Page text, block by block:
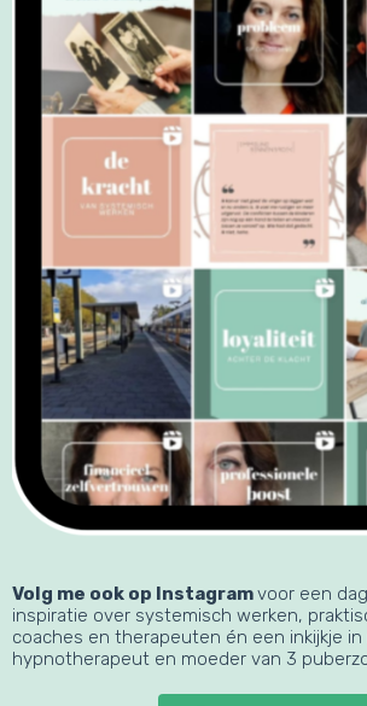
Volg me ook op Instagramvoor een
inspiratie over systemisch werken,
coaches en therapeuten én een inkijkje in
hypnotherapeut en moeder van 3